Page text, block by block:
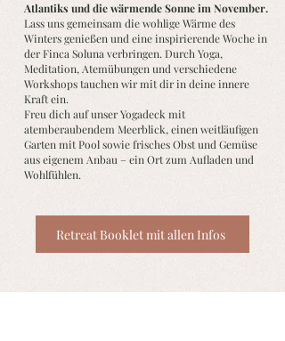
Atlantiks und die wärmende Sonne im November.
Lass uns gemeinsam die wohlige Wärme des
Winters genießen und eine inspirierende Woche in
der Finca Soluna verbringen. Durch Yoga,
Meditation, Atemübungen und verschiedene
Workshops tauchen wir mit dir in deine innere
Kraft ein.
Freu dich auf unser Yogadeck mit
atemberaubendem Meerblick, einen weitläufigen
Garten mit Pool sowie frisches Obst und Gemüse
aus eigenem Anbau – ein Ort zum Aufladen und
Wohlfühlen.
Retreat Booklet mit allen Infos